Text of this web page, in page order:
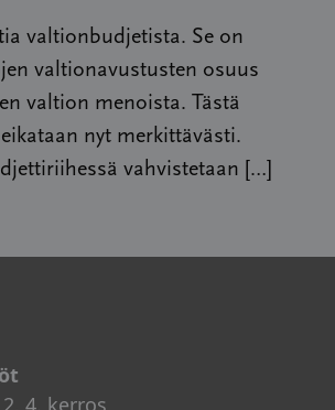
valtionbudjetista. Se on
valtionavustusten osuus
valtion menoista. Tästä
nyt merkittävästi.
vahvistetaan […]
4. kerros